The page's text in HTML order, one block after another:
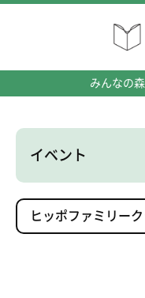
みんなの森
イベント
ヒッポファミリー